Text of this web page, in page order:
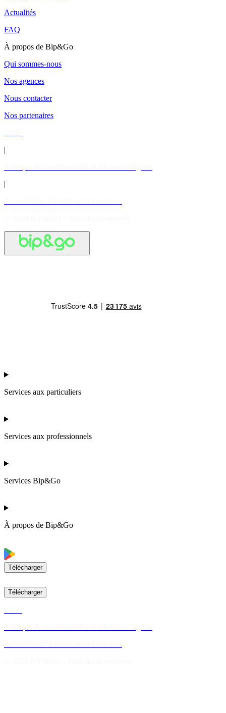
Actualités
FAQ
À propos de Bip&Go
Qui sommes-nous
Nos agences
Nous contacter
Nos partenaires
|
|
Services aux particuliers
Services aux professionnels
Services Bip&Go
À propos de Bip&Go
Télécharger
Télécharger